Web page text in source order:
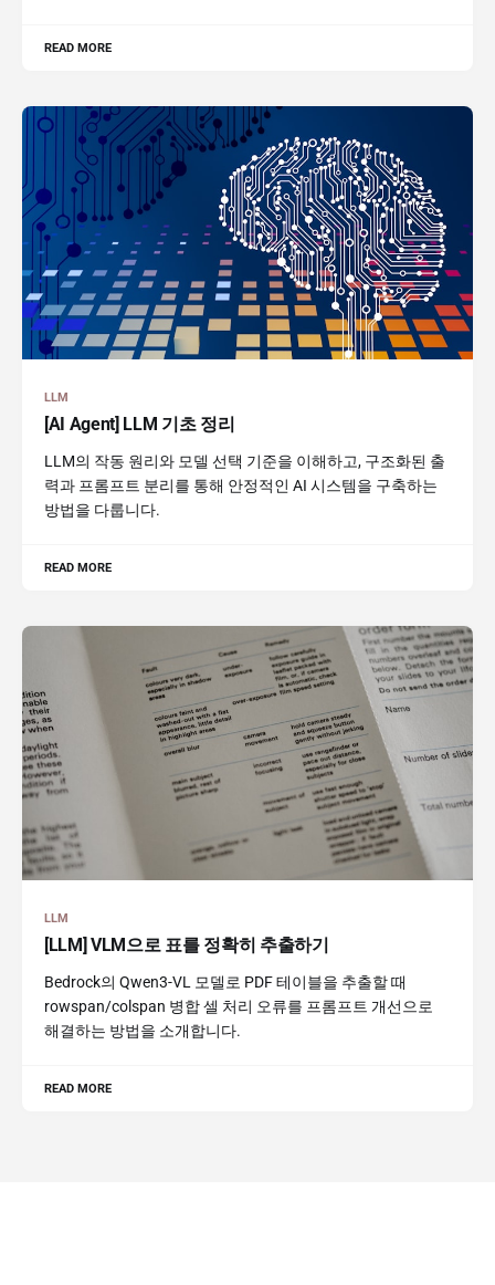
READ MORE
LLM
[AI Agent] LLM 기초 정리
LLM의 작동 원리와 모델 선택 기준을 이해하고, 구조화된 출
력과 프롬프트 분리를 통해 안정적인 AI 시스템을 구축하는
방법을 다룹니다.
READ MORE
LLM
[LLM] VLM으로 표를 정확히 추출하기
Bedrock의 Qwen3-VL 모델로 PDF 테이블을 추출할 때
rowspan/colspan 병합 셀 처리 오류를 프롬프트 개선으로
해결하는 방법을 소개합니다.
READ MORE